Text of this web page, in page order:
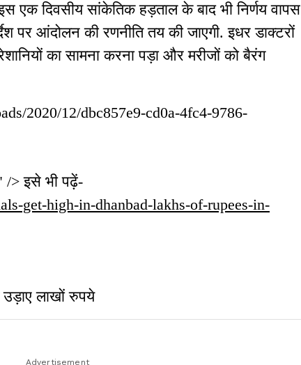
एक दिवसीय सांकेतिक हड़ताल के बाद भी निर्णय वापस
पर आंदोलन की रणनीति तय की जाएगी. इधर डाक्टरों
का सामना करना पड़ा और मरीजों को बैरंग
2020/12/dbc857e9-cd0a-4fc4-9786-
> इसे भी पढ़ें-
get-high-in-dhanbad-lakhs-of-rupees-in-
लाखों रुपये
Advertisement